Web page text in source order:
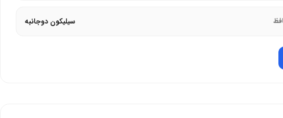
می‌کند. شما می‌توانید هم از کولر استفاده کنید هم گوشی را نگه دارید. باسئوس
سیلیکون دوجانبه